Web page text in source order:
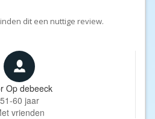
dit een nuttige review.
Op debeeck
51-60 jaar
vrienden